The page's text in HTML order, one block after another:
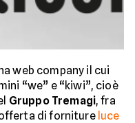
web company il cui
“we” e “kiwi”, cioè
Gruppo Tremagi, fra
di forniture luce